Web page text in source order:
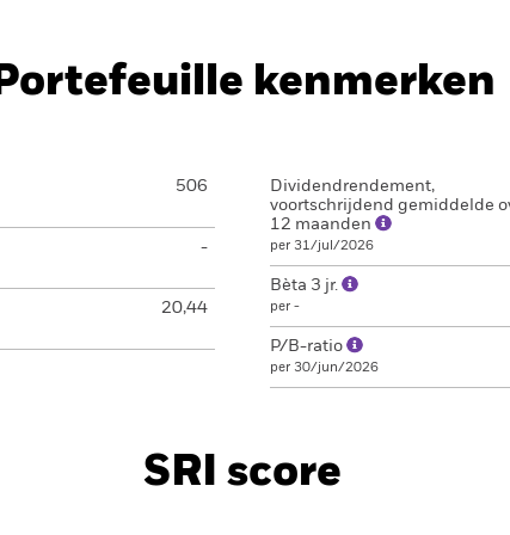
Portefeuille kenmerken
506
-
20,44
Dividendrendement,
voortschrijdend gemiddelde
12 maanden
per 31/jul/2026
Bèta 3 jr.
per -
P/B-ratio
per 30/jun/2026
SRI score